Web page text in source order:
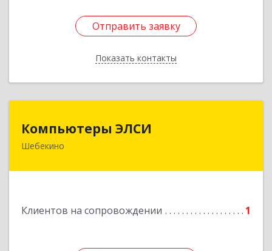
Отправить заявку
Показать контакты
Отправить заявку
Назад
Компьютеры ЭЛСИ
Шебекино
Клиентов на сопровождении 1